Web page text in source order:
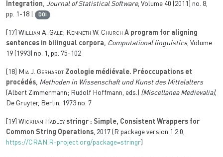
Integration, Journal of Statistical Software, Volume 40 (2011) no. 8,
pp. 1-18 |
DOI
[17] William A. Gale; Kenneth W. Church A program for aligning
sentences in bilingual corpora, Computational linguistics, Volume
19 (1993) no. 1, pp. 75-102
[18] Mia J. Gerhardt Zoologie médiévale. Préoccupations et
procédés, Methoden in Wissenschaft und Kunst des Mittelalters
(Albert Zimmermann; Rudolf Hoffmann, eds.) (Miscellanea Medievalia),
De Gruyter, Berlin, 1973 no. 7
[19] Wickham Hadley stringr : Simple, Consistent Wrappers for
Common String Operations, 2017 (R package version 1.2.0,
https://CRAN.R-project.org/package=stringr)